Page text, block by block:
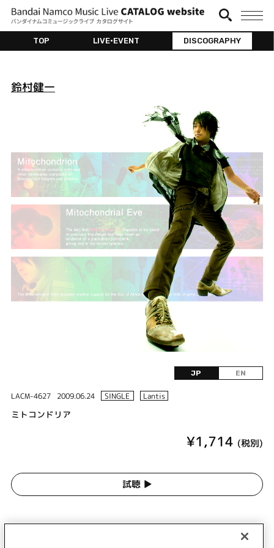
TOP LIVE•EVENT DISCOGRAPHY
鈴村健一
JP EN
LACM-4627 2009.06.24 SINGLE Lantis
ミトコンドリア
¥1,714 (税別)
試聴 ▶︎